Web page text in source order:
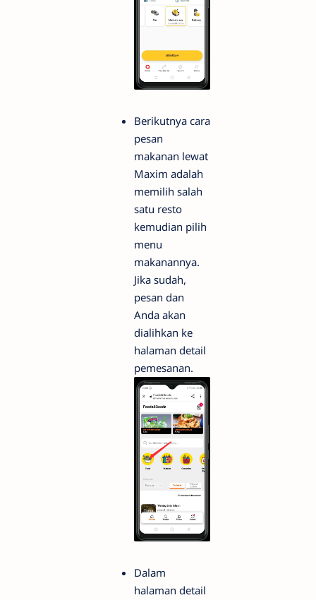
Berikutnya cara
pesan
makanan lewat
Maxim adalah
memilih salah
satu resto
kemudian pilih
menu
makanannya.
Jika sudah,
pesan dan
Anda akan
dialihkan ke
halaman detail
pemesanan.
Dalam
halaman detail